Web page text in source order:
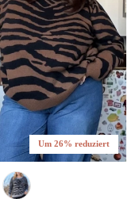
Um 26% reduziert